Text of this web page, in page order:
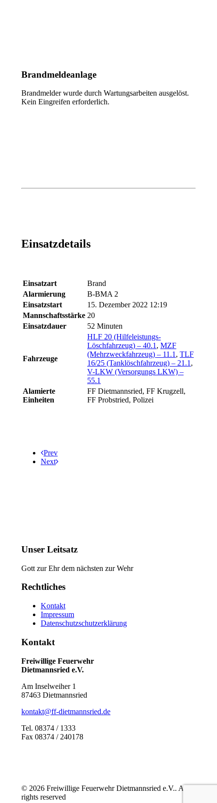
Brandmeldeanlage
Brandmelder wurde durch Wartungsarbeiten ausgelöst.
Kein Eingreifen erforderlich.
Einsatzdetails
Einsatzart
Brand
Alarmierung
B-BMA 2
Einsatzstart
15. Dezember 2022 12:19
Mannschaftsstärke 20
Einsatzdauer
52 Minuten
Fahrzeuge
HLF 20 (Hilfeleistungs-
Löschfahrzeug) – 40.1 , MZF
(Mehrzweckfahrzeug) – 11.1 , TLF
16/25 (Tanklöschfahrzeug) – 21.1 ,
V-LKW (Versorgungs LKW) –
55.1
Alamierte
Einheiten
FF Dietmannsried, FF Krugzell,
FF Probstried, Polizei
Prev
Next
Unser Leitsatz
Gott zur Ehr dem nächsten zur Wehr
Rechtliches
Kontakt
Impressum
Datenschutzschutzerklärung
Kontakt
Freiwillige Feuerwehr
Dietmannsried e.V.
Am Inselweiher 1
87463 Dietmannsried
kontakt@ff-dietmannsried.de
Tel. 08374 / 1333
Fax 08374 / 240178
© 2026 Freiwillige Feuerwehr Dietmannsried e.V.. All
rights reserved